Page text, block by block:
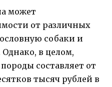
может
от различных
собаки и
в целом,
составляет от
тысяч рублей в